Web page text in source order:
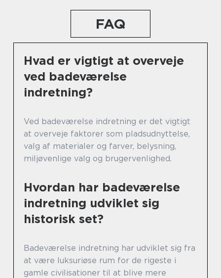
FAQ
Hvad er vigtigt at overveje
ved badeværelse
indretning?
Ved badeværelse indretning er det vigtigt
at overveje faktorer som pladsudnyttelse,
valg af materialer og farver, belysning,
miljøvenlige valg og brugervenlighed.
Hvordan har badeværelse
indretning udviklet sig
historisk set?
Badeværelse indretning har udviklet sig fra
at være luksuriøse rum for de rigeste i
gamle civilisationer til at blive mere